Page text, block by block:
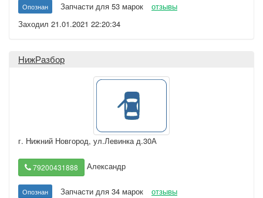
Опознан Запчасти для 53 марок
отзывы
Заходил 21.01.2021 22:20:34
НижРазбор
г. Нижний Новгород, ул.Левинка д.30А
79200431888 Александр
Опознан Запчасти для 34 марок
отзывы